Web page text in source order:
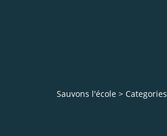
Sauvons l'école > Categories